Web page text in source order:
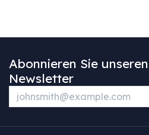
Abonnieren Sie
Newsletter